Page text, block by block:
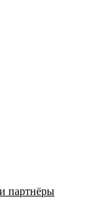
партнёры